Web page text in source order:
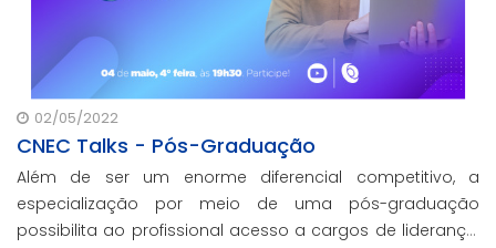
02/05/2022
CNEC Talks - Pós-Graduação
Além de ser um enorme diferencial competitivo, a
especialização por meio de uma pós-graduação
possibilita ao profissional acesso a cargos de liderança,